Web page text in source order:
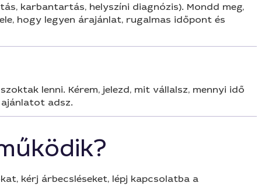
karbantartás, helyszíni diagnózis). Mondd meg,
hogy legyen árajánlat, rugalmas időpont és
lenni. Kérem, jelezd, mit vállalsz, mennyi idő
adsz.
kérj árbecsléseket, lépj kapcsolatba a